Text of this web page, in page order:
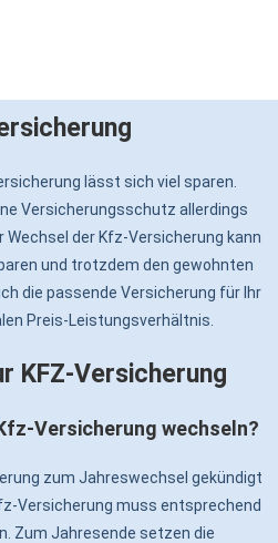
lässt sich viel sparen.
Versicherungsschutz allerdings
der Kfz-Versicherung kann
und trotzdem den gewohnten
die passende Versicherung für Ihr
Preis-Leistungsverhältnis.
KFZ-Versicherung
Versicherung wechseln?
zum Jahreswechsel gekündigt
Versicherung muss entsprechend
Zum Jahresende setzen die